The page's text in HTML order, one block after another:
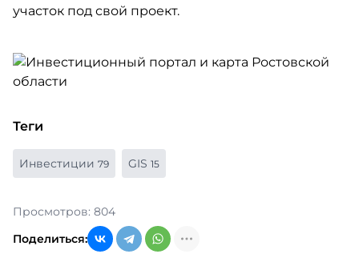
участок под свой проект.
Теги
Инвестиции 79 GIS 15
Просмотров: 804
Поделиться: